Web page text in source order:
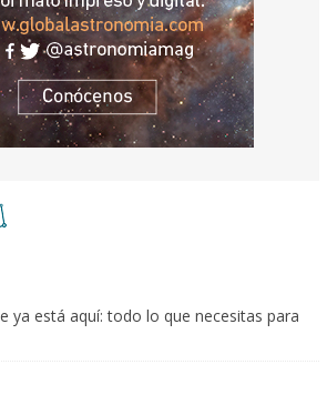
ya está aquí: todo lo que necesitas para